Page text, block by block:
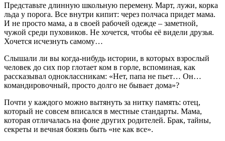
Представьте длинную школьную перемену. Март, лужи, корка
льда у порога. Все внутри кипит: через полчаса придет мама.
И не просто мама, а в своей рабочей одежде – заметной,
чужой среди пуховиков. Не хочется, чтобы её видели друзья.
Хочется исчезнуть самому…
Слышали ли вы когда-нибудь истории, в которых взрослый
человек до сих пор глотает ком в горле, вспоминая, как
рассказывал одноклассникам: «Нет, папа не пьет… Он…
командировочный, просто долго не бывает дома»?
Почти у каждого можно вытянуть за нитку память: отец,
который не совсем вписался в местные стандарты. Мама,
которая отличалась на фоне других родителей. Брак, тайны,
секреты и вечная боязнь быть «не как все».